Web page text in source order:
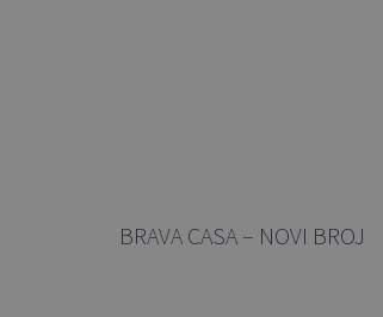
BRAVA CASA – NOVI BROJ